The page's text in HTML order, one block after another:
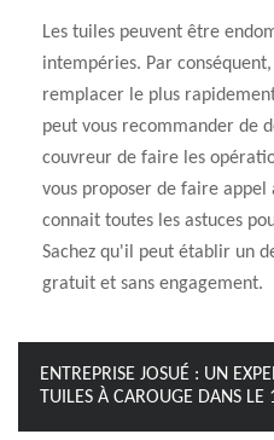
Les tuiles peuvent être
intempéries. Par
remplacer le plus
peut vous recommander de
couvreur de faire les
vous proposer de faire appel
connait toutes les astuces
Sachez qu'il peut établir un
gratuit et sans engagement.
ENTREPRISE JOSUÉ : UN
TUILES À CAROUGE DANS LE